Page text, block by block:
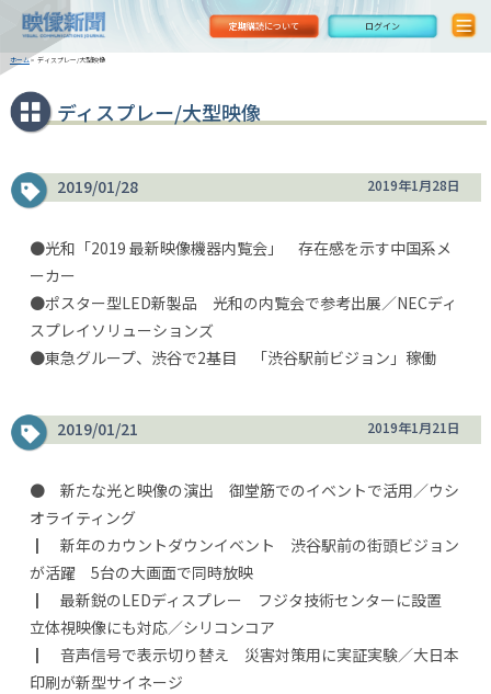
定期購読について ログイン
ホーム> ディスプレー/大型映像
ディスプレー/大型映像
2019/01/28 2019年1月28日
●光和「2019 最新映像機器内覧会」 存在感を示す中国系メ
ーカー
●ポスター型LED新製品 光和の内覧会で参考出展／NECディ
スプレイソリューションズ
●東急グループ、渋谷で2基目 「渋谷駅前ビジョン」稼働
2019/01/21 2019年1月21日
● 新たな光と映像の演出 御堂筋でのイベントで活用／ウシ
オライティング
┃ 新年のカウントダウンイベント 渋谷駅前の街頭ビジョン
が活躍 5台の大画面で同時放映
┃ 最新鋭のLEDディスプレー フジタ技術センターに設置
立体視映像にも対応／シリコンコア
┃ 音声信号で表示切り替え 災害対策用に実証実験／大日本
印刷が新型サイネージ